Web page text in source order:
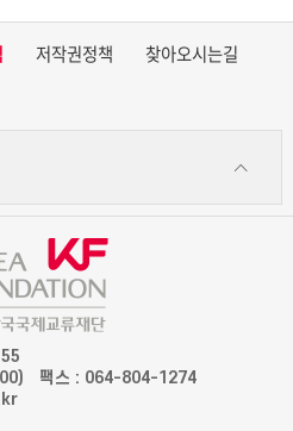
저작권정책
찾아오시는길
팩스 : 064-804-1274